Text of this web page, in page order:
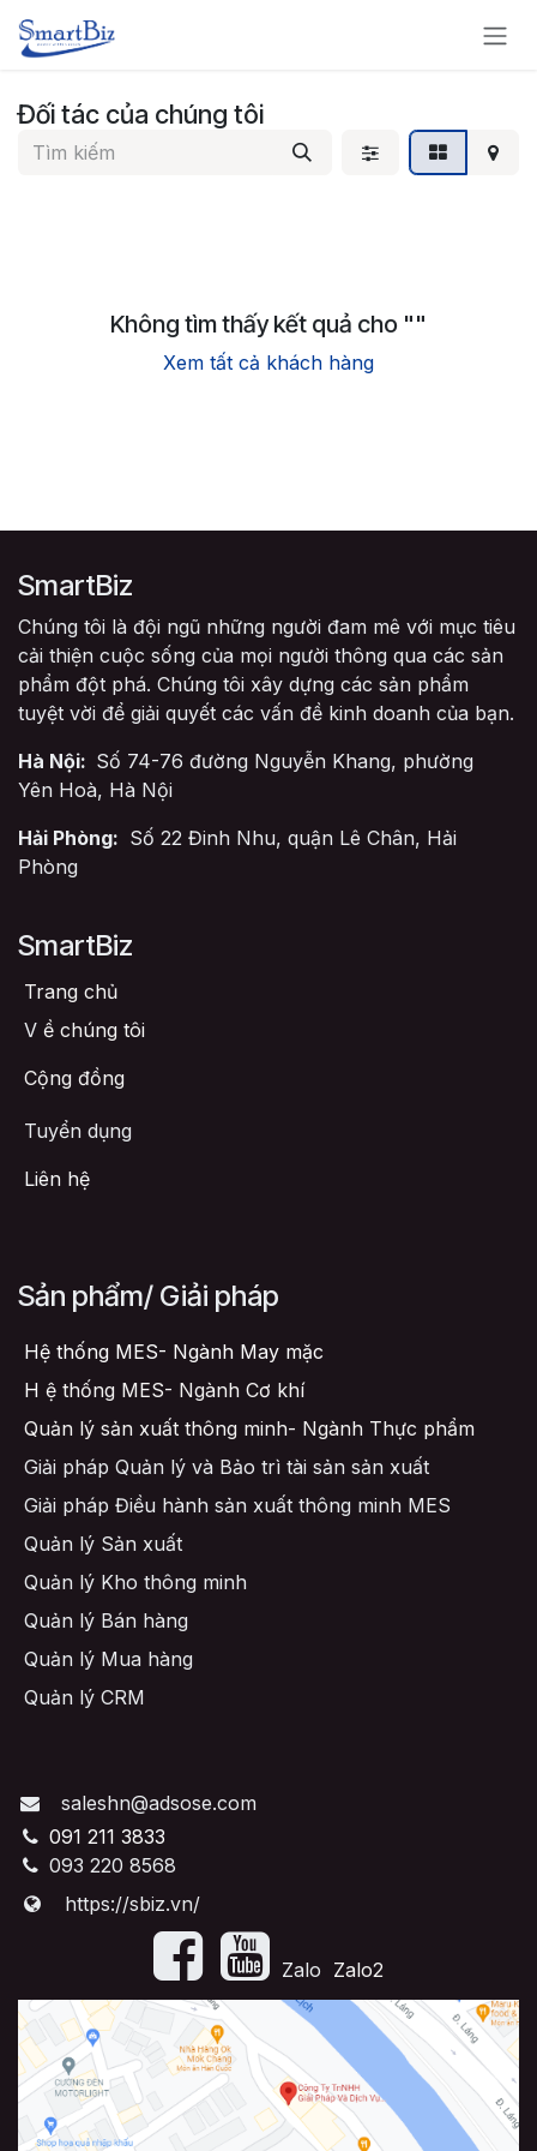
Bỏ qua để đến Nội dung
Đối tác của chúng tôi
Không tìm thấy kết quả cho ""
Xem tất cả khách hàng
SmartBiz
Chúng tôi là đội ngũ những người đam mê với mục tiêu
cải thiện cuộc sống của mọi người thông qua các sản
phẩm đột phá. Chúng tôi xây dựng các sản phẩm
tuyệt vời để giải quyết các vấn đề kinh doanh của bạn.
Hà Nội: Số 74-76 đường Nguyễn Khang, phường
Yên Hoà, Hà Nội
Hải Phòng: Số 22 Đinh Nhu, quận Lê Chân, Hải
Phòng
SmartBiz
Trang chủ
V ề chúng tôi
Cộng đồng
Tuyển dụng
Liên hệ
Sản phẩm/ Giải pháp
Hệ thống MES- Ngành May mặc
H ệ thống MES- Ngành Cơ khí
Quản lý sản xuất thông minh- Ngành Thực phẩm
Giải pháp Quản lý và Bảo trì tài sản sản xuất
Giải pháp Điều hành sản xuất thông minh MES
Quản lý Sản xuất
Quản lý Kho thông minh
Quản lý Bán hàng
Quản lý Mua hàng
Quản lý CRM
saleshn@adsose.com
091 211 3833
093 220 8568
https://sbiz.vn/
​Zalo Zalo2